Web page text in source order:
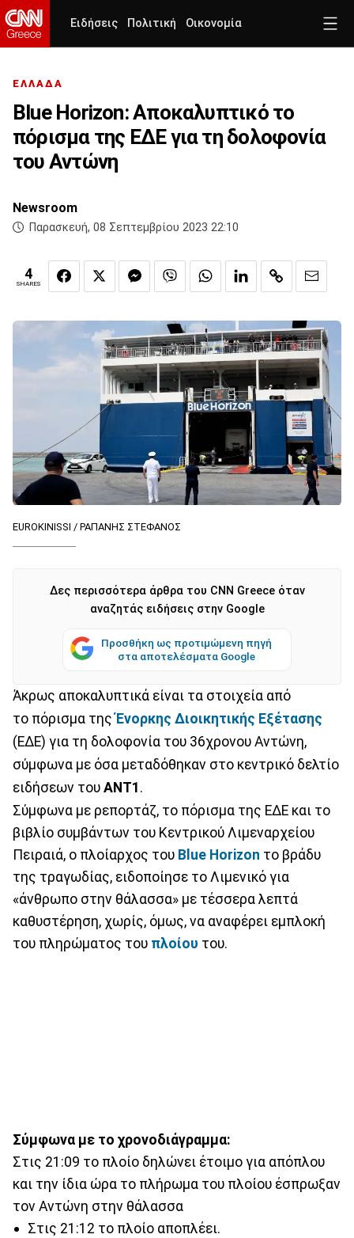
Ειδήσεις Πολιτική Οικονομία
ΕΛΛΑΔΑ
Blue Horizon: Αποκαλυπτικό το
πόρισμα της ΕΔΕ για τη δολοφονία
του Αντώνη
Newsroom
Παρασκευή, 08 Σεπτεμβρίου 2023 22:10
4
SHARES
EUROKINISSI / ΡΑΠΑΝΗΣ ΣΤΕΦΑΝΟΣ
Δες περισσότερα άρθρα του CNN Greece όταν
αναζητάς ειδήσεις στην Google
Προσθήκη ως προτιμώμενη πηγή
στα αποτελέσματα Google
Άκρως αποκαλυπτικά είναι τα στοιχεία από
το πόρισμα τηςΈνορκης Διοικητικής Εξέτασης
(ΕΔΕ) για τη δολοφονία του 36χρονου Αντώνη,
σύμφωνα με όσα μεταδόθηκαν στο κεντρικό δελτίο
ειδήσεων του ΑΝΤ1 .
Σύμφωνα με ρεπορτάζ, το πόρισμα της ΕΔΕ και το
βιβλίο συμβάντων του Κεντρικού Λιμεναρχείου
Πειραιά, ο πλοίαρχος του Blue Horizon το βράδυ
της τραγωδίας, ειδοποίησε το Λιμενικό για
«άνθρωπο στην θάλασσα» με τέσσερα λεπτά
καθυστέρηση, χωρίς, όμως, να αναφέρει εμπλοκή
του πληρώματος του πλοίου του.
Σύμφωνα με το χρονοδιάγραμμα:
Στις 21:09 το πλοίο δηλώνει έτοιμο για απόπλου
και την ίδια ώρα το πλήρωμα του πλοίου έσπρωξαν
τον Αντώνη στην θάλασσα
Στις 21:12 το πλοίο αποπλέει.